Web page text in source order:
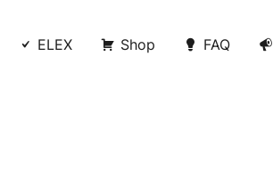
ELEX Shop FAQ